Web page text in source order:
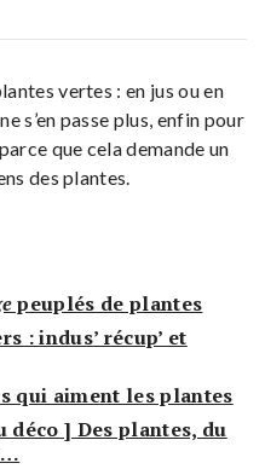
vertes : en jus ou en
s’en passe plus, enfin pour
que cela demande un
des plantes.
peuplés de plantes
: indus’ récup’ et
qui aiment les plantes
déco ] Des plantes, du